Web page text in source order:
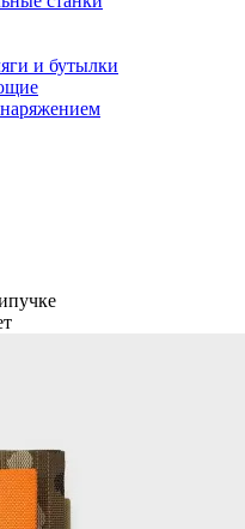
и бутылки